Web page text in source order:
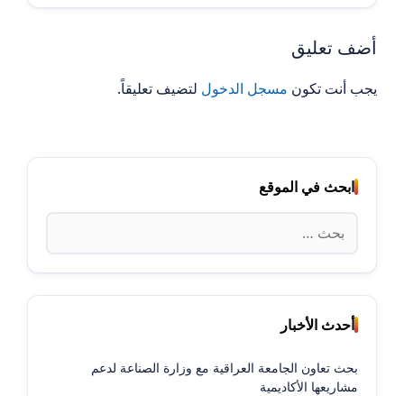
أضف تعليق
يجب أنت تكون مسجل الدخول لتضيف تعليقاً.
ابحث في الموقع
البحث
عن:
أحدث الأخبار
بحث تعاون الجامعة العراقية مع وزارة الصناعة لدعم
مشاريعها الأكاديمية